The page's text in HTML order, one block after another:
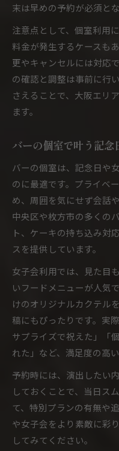
末は早めの予約が必須とな
注意点として、個室利用
料金が発生するケースも
更やキャンセルには対応
の確認と調整は事前に行
さえることで、大阪エリ
ます。
バーの個室で叶う記
バーの個室は、記念日や
のに最適です。プライベ
め、周囲を気にせず会話
中央区や枚方市の多くの
ト、ケーキの持ち込み対
スを提供しています。
女子会利用では、見た目
いフードメニューが人気
けのオリジナルカクテル
稿にもぴったりです。実
サプライズで祝えた」「
れた」など、満足度の高
予約時には、演出したい
しておくことで、当日ス
て、特別プランの有無や
や女子会をより素敵に彩
してみてください。